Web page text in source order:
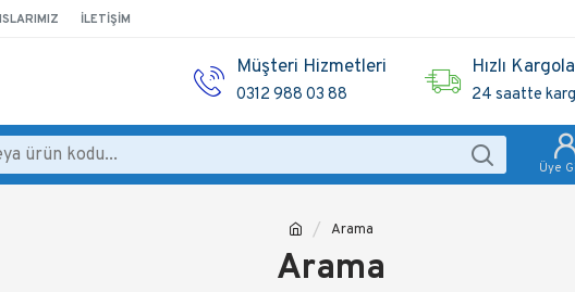
İLETIŞIM
Müşteri Hizmetleri
0312 988 03 88
Hızlı
24 saatte
Üye
Arama
Arama